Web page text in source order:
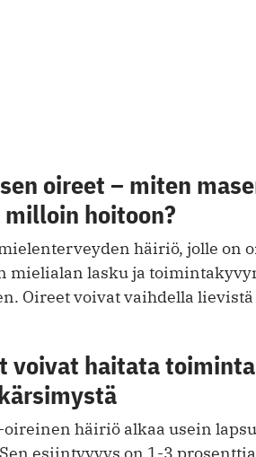
oireet – miten
hoitoon?
häiriö, jolle on
mielialan lasku ja
Oireet voivat vaihdella
voivat haitata
oireinen häiriö alkaa usein
esiintyvyys on 1-3